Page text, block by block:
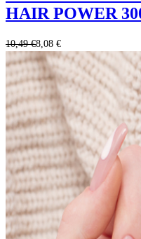
HAIR POWER
10,49 €8,08 €